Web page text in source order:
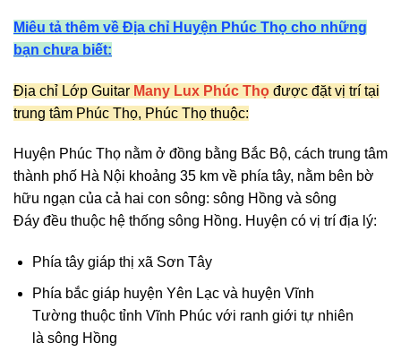
Miêu tả thêm về Địa chỉ Huyện Phúc Thọ cho những
bạn chưa biết:
Địa chỉ Lớp Guitar Many Lux Phúc Thọ được đặt vị trí tại
trung tâm Phúc Thọ, Phúc Thọ thuộc:
Huyện Phúc Thọ nằm ở đồng bằng Bắc Bộ, cách trung tâm
thành phố Hà Nội khoảng 35 km về phía tây, nằm bên bờ
hữu ngạn của cả hai con sông: sông Hồng và sông
Đáy đều thuộc hệ thống sông Hồng. Huyện có vị trí địa lý:
Phía tây giáp thị xã Sơn Tây
Phía bắc giáp huyện Yên Lạcvà huyện Vĩnh
Tường thuộc tỉnh Vĩnh Phúcvới ranh giới tự nhiên
là sông Hồng